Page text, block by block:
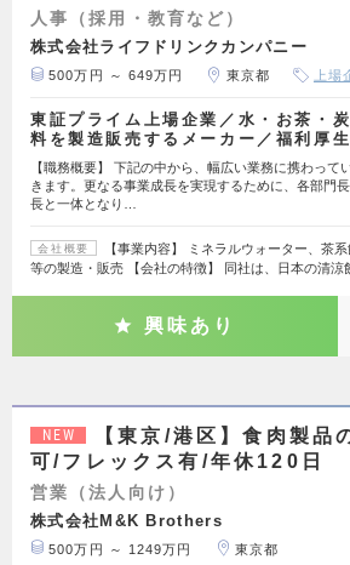
人事（採用・教育など）
株式会社ライフドリンクカンパニー
500万円 ～ 649万円 東京都 上場
東証プライム上場企業／水・お茶・
料を製造販売するメーカー／福利厚
【職務概要】 下記の中から、幅広い業務に携わって
きます。更なる事業成長を実現するために、各部門
長と一体となり…
会社概要
【事業内容】 ミネラルウォーター、茶
等の製造・販売 【会社の特徴】 同社は、日本の清涼
興味あり
NEW
【東京/港区】食肉製品
可/フレックス有/年休120日
営業（法人向け）
株式会社M&K Brothers
500万円 ～ 1249万円 東京都